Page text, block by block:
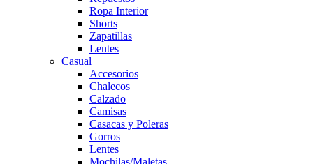
Ropa Interior
Shorts
Zapatillas
Lentes
Casual
Accesorios
Chalecos
Calzado
Camisas
Casacas y Poleras
Gorros
Lentes
Mochilas/Maletas